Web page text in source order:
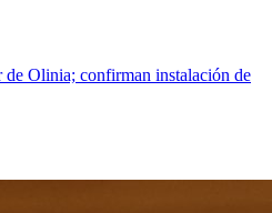
de Olinia; confirman instalación de